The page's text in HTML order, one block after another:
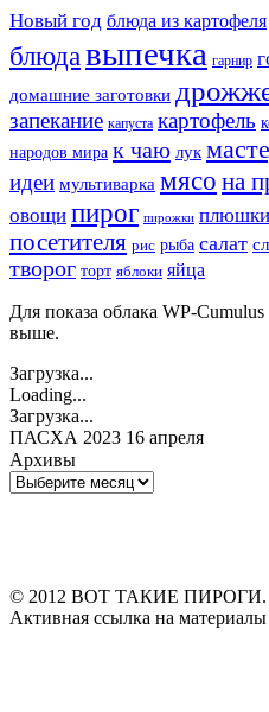
Новый год блюда из картофеля
блюдавыпечка гарнир
домашние заготовки
запекание капуста картофель
народов мира к чаю лук
идеи мультиварка мясо на
овощи пирог пирожки плюшки
посетителя рис рыба салат
творог торт яблоки яйца
Для показа облака WP-
выше.
Загрузка...
Loading...
Загрузка...
ПАСХА 2023 16 апреля
Архивы
Архивы
© 2012 ВОТ ТАКИЕ ПИРОГИ.
Активная ссылка на материалы